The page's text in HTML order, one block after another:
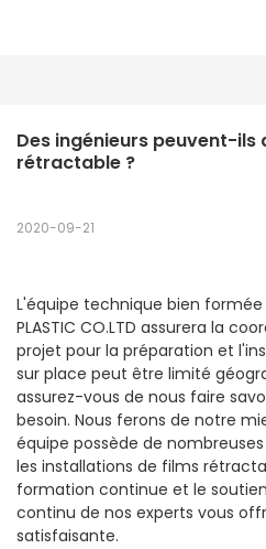
Des ingénieurs peuvent-
rétractable ?
2020-09-21
L'équipe technique bien formée
PLASTIC CO.LTD assurera la
projet pour la préparation et
sur place peut être limité
assurez-vous de nous faire
besoin. Nous ferons de notre
équipe possède de
les installations de films
formation continue et le
continu de nos experts vous
satisfaisante.